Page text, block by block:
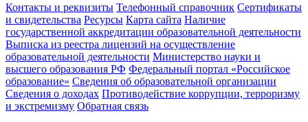
Контакты и реквизиты Телефонный справочник Сертификаты
и свидетельства Ресурсы Карта сайта Наличие
государственной аккредитации образовательной деятельности
Выписка из реестра лицензий на осуществление
образовательной деятельности Министерствo науки и
высшего образования РФ Федеральный портал «Российское
образование» Сведения об образовательной организации
Сведения о доходах Противодействие коррупции, терроризму
и экстремизму Обратная связь